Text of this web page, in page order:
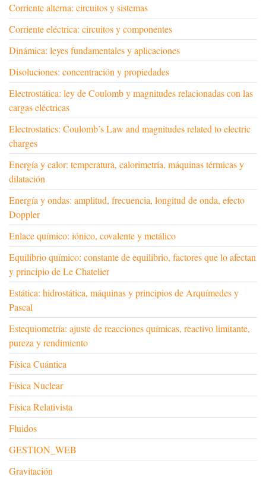
Corriente alterna: circuitos y sistemas
Corriente eléctrica: circuitos y componentes
Dinámica: leyes fundamentales y aplicaciones
Disoluciones: concentración y propiedades
Electrostática: ley de Coulomb y magnitudes relacionadas con las
cargas eléctricas
Electrostatics: Coulomb’s Law and magnitudes related to electric
charges
Energía y calor: temperatura, calorimetría, máquinas térmicas y
dilatación
Energía y ondas: amplitud, frecuencia, longitud de onda, efecto
Doppler
Enlace químico: iónico, covalente y metálico
Equilibrio químico: constante de equilibrio, factores que lo afectan
y principio de Le Chatelier
Estática: hidrostática, máquinas y principios de Arquímedes y
Pascal
Estequiometría: ajuste de reacciones químicas, reactivo limitante,
pureza y rendimiento
Física Cuántica
Física Nuclear
Física Relativista
Fluidos
GESTION_WEB
Gravitación